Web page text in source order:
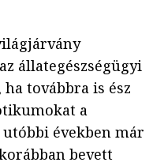
az állategészségügyi
ha továbbra is ész
a
években már
bevett